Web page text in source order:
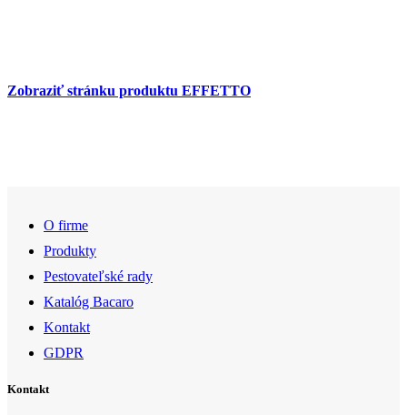
Zobraziť stránku produktu EFFETTO
O firme
Produkty
Pestovateľské rady
Katalóg Bacaro
Kontakt
GDPR
Kontakt